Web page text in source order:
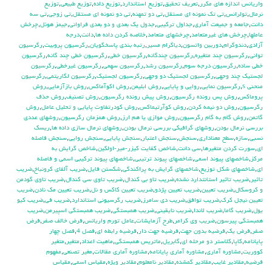
واريانس اندازه هاي مكرر ,تعريف تحقيق,توزيع استاندارد,توزيع داده,توزيع طبيعي,توزيع
نرمال,تولرانس,تي تک نمونه اي مستقل,تي دو تمهنه,تي دو نمونه اي مستقل,تي زوجي,تي سه
دانت,جامعه و جميعت آماري,جداول تركيبي,جدول يك بعدي و دو بعدي فراواني,جيمز هوئل,چرخش
عاملها,چرخش هاي غيرمتعامد,چرخشهاي متعامد,خلاصه كردن داده ها,دانت,درجه
آزادي,دندوگرام,دوربين واتسون,دياگرام مسير ,رتبه بندي پاسخگويان,رگرسيون پروبيت,رگرسيون
تواني,رگرسيون چند متغيره,رگرسيون چندگانه,رگرسيون خطي,رگرسيون خطي چند گانه,رگرسيون
خطي ساده,رگرسيون درجه سوم,رگرسيون رشد,رگرسيون سهمي,رگرسيون غيرخطي,رگرسيون
لجستيك چند وجهي,رگرسيون لجستيك دو وجهي,رگرسيون لجستيک,رگرسيون لگاريتمي,رگرسيون
منحني s
,رگرسيون نمايي,روايي و پايايي,روش ابليمن,روش اكوآماكس,روش بازآزمايي,روش
پروماكس,روش پس رونده رگرسيون,روش پيش رونده رگرسيون,روش تصنيف,روش حذف
رگرسيون,روش دو نيمه كردن,روش كوآرتيماكس,روش كودرتفاوت پايايي و تحليل عامل,روش
گاتمن,روش گام به گام رگرسيون,روش موازي يا هم ارز ,روش همزمان رگرسيون,روشهاي عددي
بررسي نرمال بودن,روشهاي گرافيكي بررسي نرمال بودن,روشهاي نرمال سازي داده ها,ريسك
نسبي,سازه,سطح معناداري,سنجش,سنجش اعتبار ,سنجش پايايي,سنجش روايي,سنجش فاصله
اي,سورت كردن متغيرها,سي دانت,شاخص كفايت كيزر-مير-اولكين,شاخص گرايش به
مركز ,شاخصهاي پيوند اسمي,شاخصهاي پيوند ترتيبي,شاخصهاي پيوند تركيبي اسمي و فاصله
اي,شاخصهاي شكل توزيع,شاخصهاي گرايش به پراكندگي,شكستن فايل,ضريب آلفاي کرونباخ,ضريب
تاثير ,ضريب تاثير استانتدارد نشده,ضريب تاو بي كندال,ضريب تاوي سي كندال,ضريب تاوي گودمن
و كروسكال,ضريب تعيين,ضريب تعيين پژدو,ضريب تعيين كاكس و نل,ضريب تعيين مك نادن,ضريب
تعيين نيجل كرك,ضريب توافق,ضريب دي سامرز ,ضريب رگرسيوني استاندارد,ضريب في,ضريب كيو
يول,ضريب گاما,ضريب لاندا,ضريب نايقيني,ضريب همبستگي,ضريب همبستگي اسپيرمن,ضريب
همبستگي پيرسون,ضريب وي كرامر ,طرح آزمايشات,عامل تورم واريانس,فرض خالف صفر ,فرض
صفر ,فرض يك,فرضيه بدون جهت,فرضيه جهت دار ,فرضيه رابطه اي,فصل 4 ,فصل چهار
پايانامه,كاپا,كلاستر دو مرحله اي,گابريل,ماتريس همبستگي,ماهيت اعداد,متغير ,متغير
كووريت,مشاوره آماري,مشاوره آماري پايانامه,مشاوره آماري مقالات,مغير تصنعي,مفهوم
فرضيه,مقادير غايب,مقادير گمشده,مقادير نامعلوم,مقادير ويژه,مقياس اسمي,مقياس